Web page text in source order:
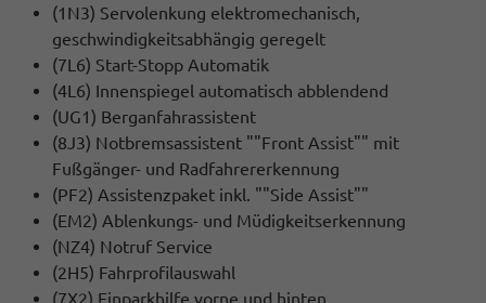
(1N3) Servolenkung elektromechanisch,
geschwindigkeitsabhängig geregelt
(7L6) Start-Stopp Automatik
(4L6) Innenspiegel automatisch abblendend
(UG1) Berganfahrassistent
(8J3) Notbremsassistent ""Front Assist"" mit
Fußgänger- und Radfahrererkennung
(PF2) Assistenzpaket inkl. ""Side Assist""
(EM2) Ablenkungs- und Müdigkeitserkennung
(NZ4) Notruf Service
(2H5) Fahrprofilauswahl
(7X2) Einparkhilfe vorne und hinten